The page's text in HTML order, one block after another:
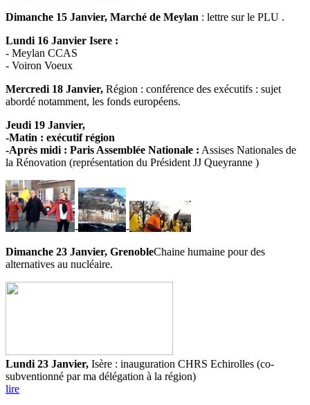
Dimanche 15 Janvier, Marché de Meylan : lettre sur le PLU .
Lundi 16 Janvier Isere :
- Meylan CCAS
- Voiron Voeux
Mercredi 18 Janvier, Région : conférence des exécutifs : sujet
abordé notamment, les fonds européens.
Jeudi 19 Janvier,
-Matin : exécutif région
-Après midi : Paris Assemblée Nationale : Assises Nationales de
la Rénovation (représentation du Président JJ Queyranne )
-
-
Dimanche 23 Janvier, GrenobleChaine humaine pour des
alternatives au nucléaire.
Lundi 23 Janvier, Isère : inauguration CHRS Echirolles (co-
subventionné par ma délégation à la région)
lire